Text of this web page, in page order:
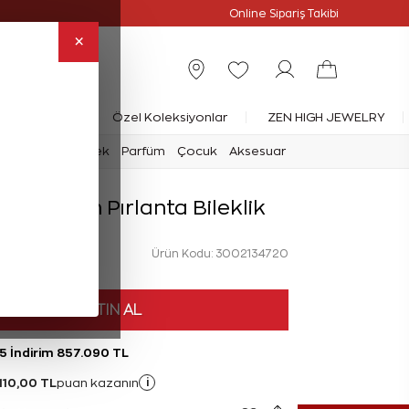
×
Online Sipariş Takibi
Yüzük Özel Koleksiyonlar ZEN HIGH JEWELRY
Erkek Parfüm Çocuk Aksesuar
Octagon Pırlanta Bileklik
Ürün Kodu: 3002134720
HEMEN SATIN AL
İndirim 857.090 TL
TL puan kazanın i